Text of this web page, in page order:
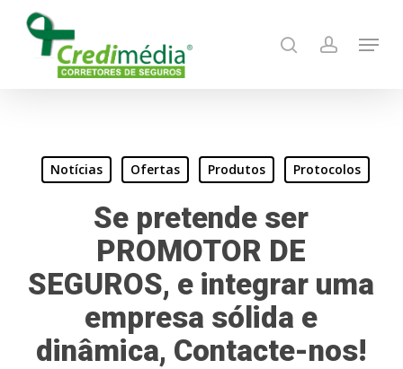
search account
Menu
Notícias Ofertas Produtos Protocolos
Se pretende ser
PROMOTOR DE
SEGUROS, e integrar uma
empresa sólida e
dinâmica, Contacte-nos!